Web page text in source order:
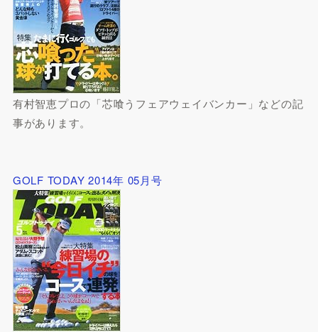
有村智恵プロの「芯喰うフェアウェイバンカー」などの記
事があります。
GOLF TODAY 2014年 05月号